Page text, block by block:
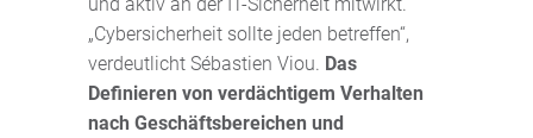
„Cybersicherheit sollte jeden betreffen“,
verdeutlicht Sébastien Viou. Das
Definieren von verdächtigem Verhalten
nach Geschäftsbereichen und